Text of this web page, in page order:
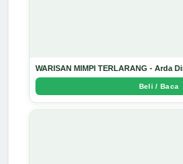
WARISAN MIMPI TERLARANG - Arda
Beli / Baca